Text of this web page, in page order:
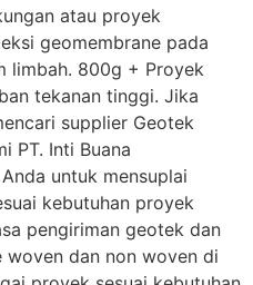
atau proyek
geomembrane pada
limbah. 800g + Proyek
tekanan tinggi. Jika
supplier Geotek
PT. Inti Buana
untuk mensuplai
kebutuhan proyek
pengiriman geotek dan
woven dan non woven di